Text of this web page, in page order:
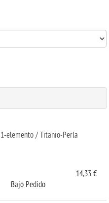
elemento / Titanio-Perla
14,33 €
Bajo Pedido